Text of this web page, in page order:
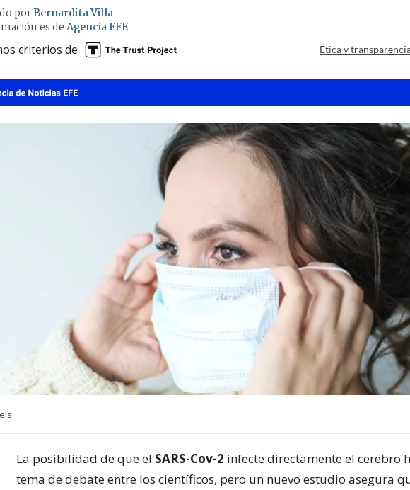
porBernardita Villa
es deAgencia EFE
criterios de Ética y
La posibilidad de que el SARS-Cov-2 infecte directamente el cerebro
tema de debate entre los científicos, pero un nuevo estudio asegura